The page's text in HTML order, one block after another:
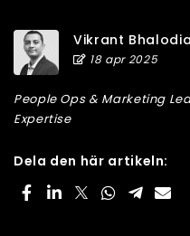
Vikrant Bhalodia
18 apr 2025
People Ops & Marketing
Expertise
Dela den här artikeln: